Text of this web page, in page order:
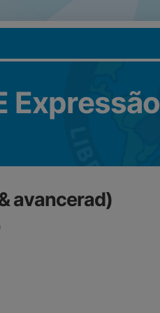
Expressão
avancerad)